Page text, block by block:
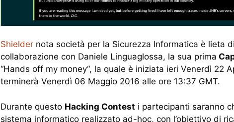
Shielder nota società per la Sicurezza Informatica è lieta
collaborazione con Daniele Linguaglossa, la sua prima
“Hands off my money“, la quale è iniziata ieri Venerdì 22
terminerà Venerdì 06 Maggio 2016 alle ore 13:37 GMT.
Durante questo Hacking Contest i partecipanti saranno
sistema informatico realizzato ad-hoc, con l’obiettivo di